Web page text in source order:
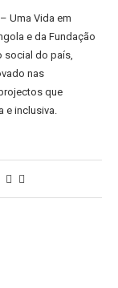
Uma Vida em
e da Fundação
social do país,
nas
que
e inclusiva.